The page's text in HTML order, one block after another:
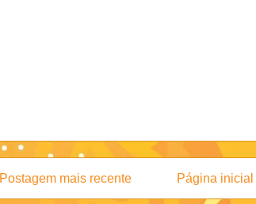
Postagem mais recente Página inicial